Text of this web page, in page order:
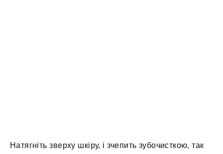
Натягніть зверху шкіру, і зчепить зубочисткою, так